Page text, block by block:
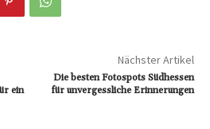
ein
Nächster Artikel
Die besten Fotospots Südhessen
für unvergessliche Erinnerungen